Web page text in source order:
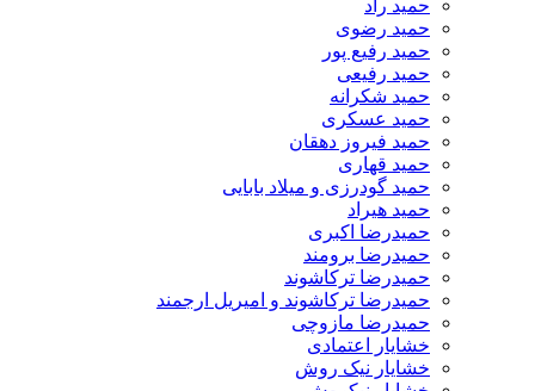
حمید راد
حمید رضوی
حمید رفیع پور
حمید رفیعی
حمید شکرانه
حمید عسکری
حمید فیروز دهقان
حمید قهاری
حمید گودرزی و میلاد بابایی
حمید هیراد
حمیدرضا اکبری
حمیدرضا برومند
حمیدرضا ترکاشوند
حمیدرضا ترکاشوند و امیریل ارجمند
حمیدرضا مازوچی
خشایار اعتمادی
خشایار نیک روش